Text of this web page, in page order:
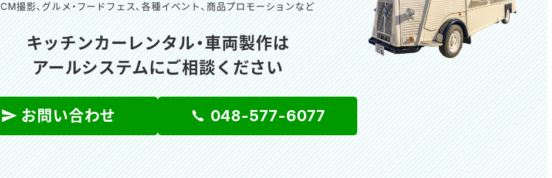
CM撮影、グルメ・フードフェス、各種イベント、商品プロモーションなど
キッチンカーレンタル・車両製作は
アールシステムにご相談ください
お問い合わせ 048-577-6077